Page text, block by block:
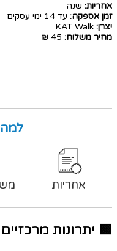
אחריות: שנה
זמן אספקה: עד 14 ימי עסקים
יצרן: KAT Walk
מחיר משלוח: 45 ₪
למה
אחריות
🟩 יתרונות מרכזיים